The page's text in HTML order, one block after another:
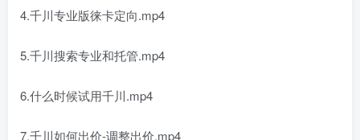
4.千川专业版徕卡定向.mp4
5.千川搜索专业和托管.mp4
6.什么时候试用千川.mp4
7.千川如何出价-调整出价.mp4